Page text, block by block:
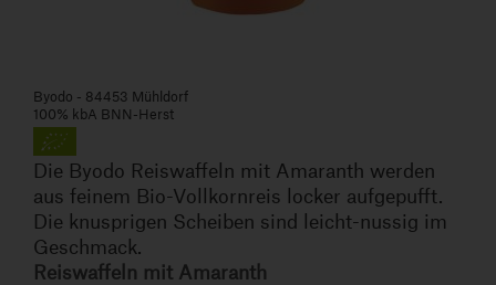
Byodo - 84453 Mühldorf
100% kbA BNN-Herst
Die Byodo Reiswaffeln mit Amaranth werden
aus feinem Bio-Vollkornreis locker aufgepufft.
Die knusprigen Scheiben sind leicht-nussig im
Geschmack.
Reiswaffeln mit Amaranth